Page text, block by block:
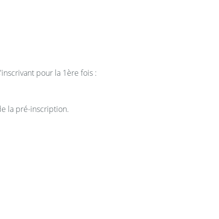
une capacité d’abstraction, de
associées
pour la 1ère fois :
la pré-inscription.